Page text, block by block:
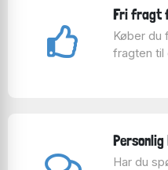
Fri fragt
Køber du
fragten til
Personlig
Har du